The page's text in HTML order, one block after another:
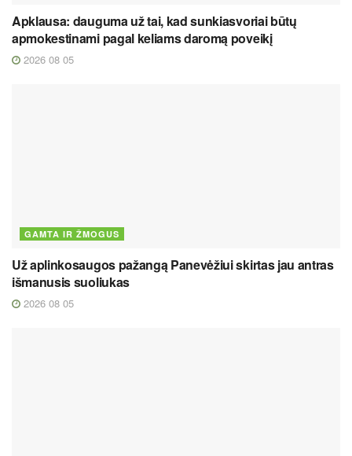
Apklausa: dauguma už tai, kad sunkiasvoriai būtų
apmokestinami pagal keliams daromą poveikį
2026 08 05
GAMTA IR ŽMOGUS
Už aplinkosaugos pažangą Panevėžiui skirtas jau antras
išmanusis suoliukas
2026 08 05